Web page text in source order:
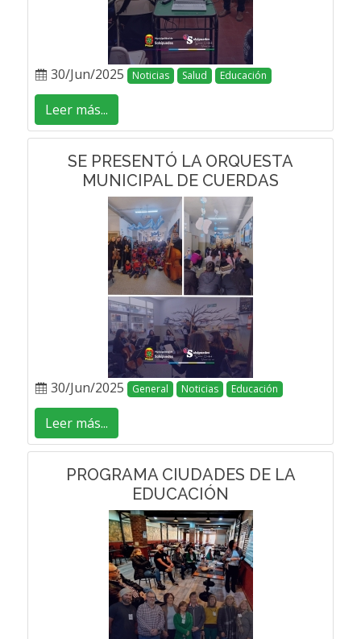
30/Jun/2025 Noticias Salud Educación
Leer más...
SE PRESENTÓ LA ORQUESTA
MUNICIPAL DE CUERDAS
30/Jun/2025 General Noticias Educación
Leer más...
PROGRAMA CIUDADES DE LA
EDUCACIÓN